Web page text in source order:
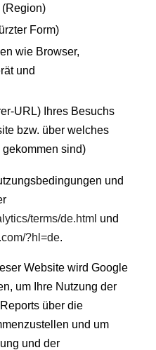
(Region)
Form)
wie Browser,
und
URL) Ihres Besuchs
bzw. über welches
sind)
und
terms/de.html und
?hl=de.
Website wird Google
um Ihre Nutzung der
über die
und um
und der